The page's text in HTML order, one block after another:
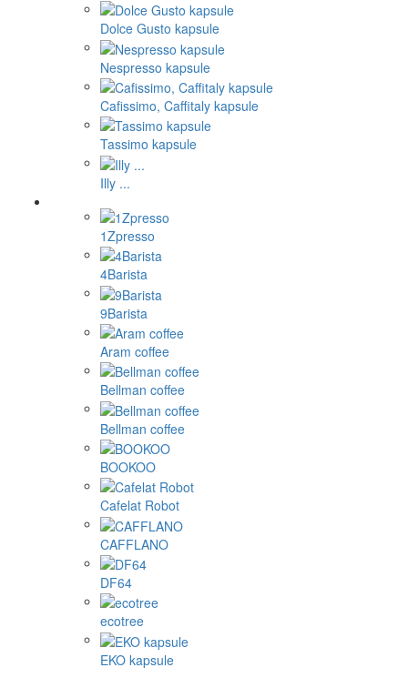
Dolce Gusto kapsule
Nespresso kapsule
Cafissimo, Caffitaly kapsule
Tassimo kapsule
Illy ...
1Zpresso
4Barista
9Barista
Aram coffee
Bellman coffee
Bellman coffee
BOOKOO
Cafelat Robot
CAFFLANO
DF64
ecotree
EKO kapsule